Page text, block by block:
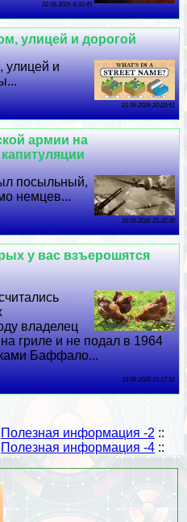
22 06 2026 8:33:45
улицей и дорогой
улицей и
21 06 2026 20:20:51
армии на
посыльный,
немцев...
20 06 2026 21:32:30
у вас взъерошятся
владелец
гриле и не подал в 1964
Баффало...
19 06 2026 21:17:51
Полезная информация -2 ::
Полезная информация -4 ::